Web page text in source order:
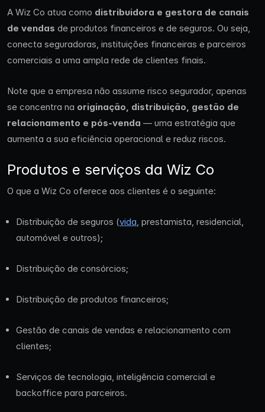
A Wiz Co atua como distribuidora e gestora de canais
de vendas de produtos financeiros e de seguros. Ou seja,
conecta seguradoras, instituições financeiras e parceiros
comerciais a uma ampla rede de clientes finais.
Note que a empresa não assume risco segurador, apenas
se concentra na originação, distribuição, gestão de
relacionamento e pós-venda — uma estratégia que
aumenta a sua eficiência operacional e reduz riscos.
Produtos e serviços da Wiz Co
O que a Wiz Co oferece aos clientes é o seguinte:
Distribuição de seguros (vida , prestamista, residencial,
automóvel e outros);
Distribuição de consórcios;
Distribuição de produtos financeiros;
Gestão de canais de vendas e relacionamento com
clientes;
Serviços de tecnologia, inteligência comercial e
backoffice para parceiros.